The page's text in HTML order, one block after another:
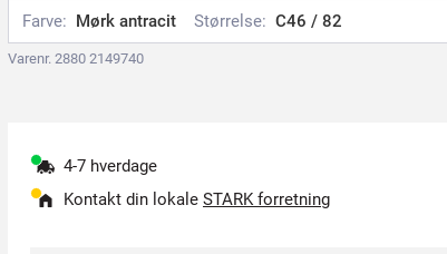
Farve: Mørk antracit Størrelse: C46 / 82
Varenr. 2880 2149740
4-7 hverdage
Kontakt din lokale STARK forretning